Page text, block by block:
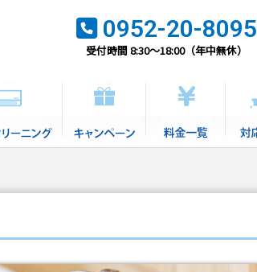
0952-20-8095
受付時間 8:30～18:00（年中無休）